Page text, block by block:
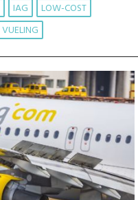
IAG
LOW-COST
VUELING